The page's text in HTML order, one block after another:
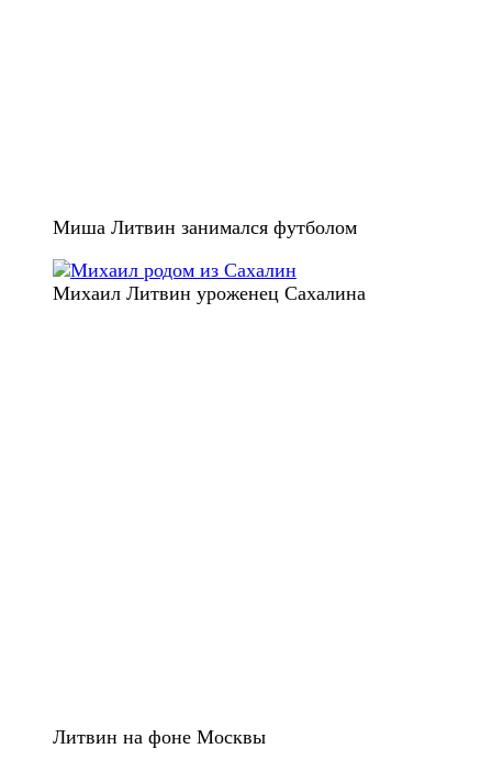
Миша Литвин занимался футболом
Михаил Литвин уроженец Сахалина
Литвин на фоне Москвы